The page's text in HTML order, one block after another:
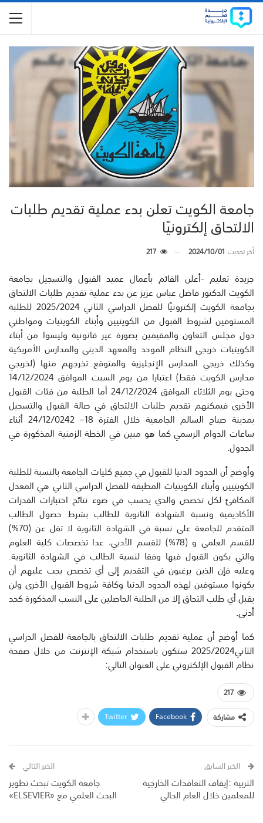
جامعة الكويت تعلن بدء عملية تقديم طلبات
الالتحاق إلكترونيًا
أخر تحديث 2024/10/01
217
جريدة تعليم -أعلن القائم بأعمال عميد القبول والتسجيل بجامعة
الكويت الدكتور فاضل عباس عزيز عن بدء عملية تقديم طلبات الالتحاق
بجامعة الكويت إلكترونيًا للفصل الدراسي الثاني 2025/2024 للطلبة
المستوفين لشروط القبول من الكويتيين وأبناء الكويتيات ومواطني
دول مجلس التعاون والمقيمين بصورة غير قانونية وليسوا من أبناء
الكويتيات خريجي النظام الموحد والمعهد الديني والمدارس الأمريكية
وكذلك خريجي المدارس الإنجليزية والمتوقع تخرجهم منها (لخريجي
مدارس الكويت فقط) اعتبارا من يوم السبت الموافق 14/12/2024
وحتى يوم الثلاثاء الموافق 24/12/2024 أما الطلبة من فئات القبول
الأخرى فيمكنهم تقديم طلبات الالتحاق في صالة القبول والتسجيل
بمدينة صباح السالم الجامعية خلال الفترة 18– 24/12/0242 أثناء
ساعات الدوام الرسمي كما هو مبين في الخطة الزمنية المذكورة في
الجدول.
وأوضح أن الحدود الدنيا للقبول في جميع كليات الجامعة بالنسبة للطلبة
الكويتيين وأبناء الكويتيات المطبقة للفصل الدراسي الثاني هي المعدل
المكافئ لكل تخصص والذي يحسب في ضوء نتائج اختبارات القدرات
الأكاديمية ونسبة الشهادة الثانوية للطالب بشرط حصول الطالب
المتقدم للجامعة على نسبة في الشهادة الثانوية لا تقل عن (70%)
للقسم العلمي و (78%) للقسم الأدبي، عدا تخصصات كلية العلوم
والتي يكون القبول فيها وفقا لنسبة الطالب في الشهادة الثانوية.
وعليه فإن الذين يرغبون في التقديم إلى أي تخصص يجب عليهم أن
يكونوا مستوفين لهذه الحدود الدنيا وكافة شروط القبول الأخرى ولن
يقبل أي طلب التحاق إلا من الطلبة الحاصلين على النسب المذكورة كحد
أدنى.
كما أوضح أن عملية تقديم طلبات الالتحاق بالجامعة للفصل الدراسي
الثاني2025/2024 ستكون باستخدام شبكة الإنترنت من خلال صفحة
نظام القبول الإلكتروني على العنوان التالي:
217
مشاركة
Facebook
Twitter
الخبر السابق
التربية :إيقاف التعاقدات الخارجية
للمعلمين خلال العام الحالي
الخبر التالي
جامعة الكويت تبحث تطوير
البحث العلمي مع «ELSEVIER»